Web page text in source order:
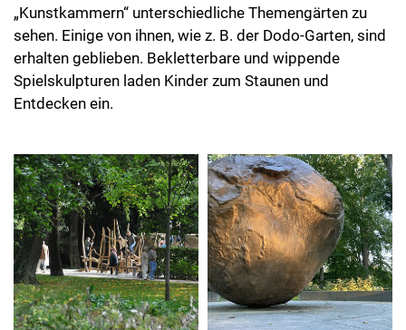
„Kunstkammern“ unterschiedliche Themengärten zu
sehen. Einige von ihnen, wie z. B. der Dodo-Garten, sind
erhalten geblieben. Bekletterbare und wippende
Spielskulpturen laden Kinder zum Staunen und
Entdecken ein.